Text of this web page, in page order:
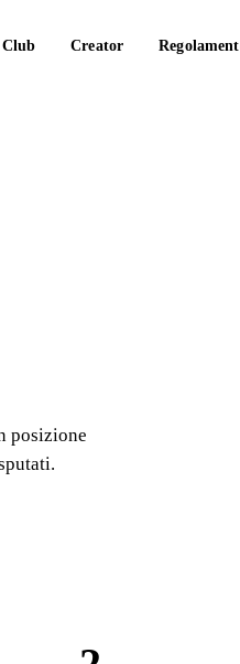
Club Creator
posizione
.